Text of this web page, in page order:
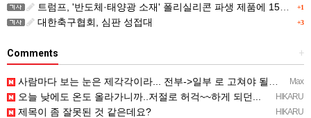
+1
트럼프, '반도체·태양광 소재' 폴리실리콘 파생 제품에 15% 관세...한국 기업도 영향
+3
대한축구협회, 심판 성접대
+
Comments
Max
사람마다 보는 눈은 제각각이라... 전부->일부 로 고쳐야 될듯 ㅡ..ㅡy~
HIKARU
오늘 낮에도 온도 올라가니까..저절로 허걱~~하게 되던...
HIKARU
제목이 좀 잘못된 것 같은데요?